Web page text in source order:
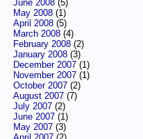
June 2008(5)
May 2008(1)
April 2008(5)
March 2008(4)
February 2008(2)
January 2008(3)
December 2007(1)
November 2007(1)
October 2007(2)
August 2007(7)
July 2007(2)
June 2007(1)
May 2007(3)